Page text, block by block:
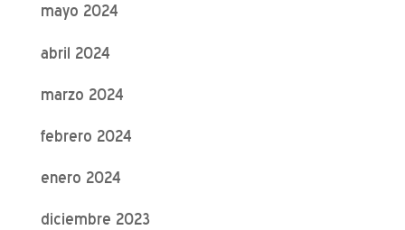
mayo 2024
abril 2024
marzo 2024
febrero 2024
enero 2024
diciembre 2023